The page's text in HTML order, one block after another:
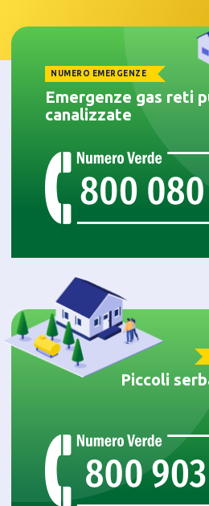
NUMERO EMERGENZE
Emergenze gas reti
canalizzate
Piccoli